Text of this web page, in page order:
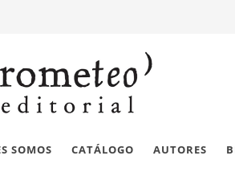
SOMOS CATÁLOGO AUTORES